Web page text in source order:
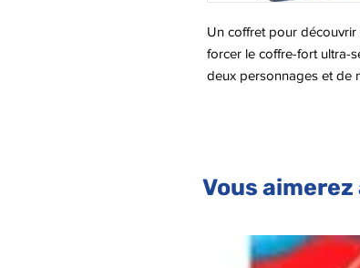
Un coffret pour découvrir
forcer le coffre-fort ultra-
deux personnages et de
Vous aimerez